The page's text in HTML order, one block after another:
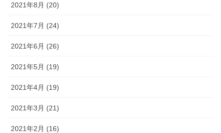
2021年8月 (20)
2021年7月 (24)
2021年6月 (26)
2021年5月 (19)
2021年4月 (19)
2021年3月 (21)
2021年2月 (16)